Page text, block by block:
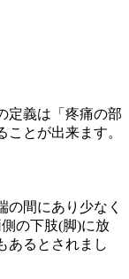
定義は「疼痛の部
とが出来ます。
の間にあり少なく
の下肢(脚)に放
あるとされまし